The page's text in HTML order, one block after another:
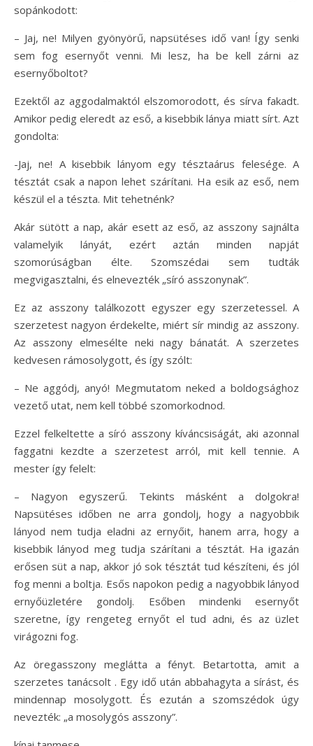
sopánkodott:
– Jaj, ne! Milyen gyönyörű, napsütéses idő van! Így senki
sem fog esernyőt venni. Mi lesz, ha be kell zárni az
esernyőboltot?
Ezektől az aggodalmaktól elszomorodott, és sírva fakadt.
Amikor pedig eleredt az eső, a kisebbik lánya miatt sírt. Azt
gondolta:
-Jaj, ne! A kisebbik lányom egy tésztaárus felesége. A
tésztát csak a napon lehet szárítani. Ha esik az eső, nem
készül el a tészta. Mit tehetnénk?
Akár sütött a nap, akár esett az eső, az asszony sajnálta
valamelyik lányát, ezért aztán minden napját
szomorúságban élte. Szomszédai sem tudták
megvigasztalni, és elnevezték „síró asszonynak”.
Ez az asszony találkozott egyszer egy szerzetessel. A
szerzetest nagyon érdekelte, miért sír mindig az asszony.
Az asszony elmesélte neki nagy bánatát. A szerzetes
kedvesen rámosolygott, és így szólt:
– Ne aggódj, anyó! Megmutatom neked a boldogsághoz
vezető utat, nem kell többé szomorkodnod.
Ezzel felkeltette a síró asszony kíváncsiságát, aki azonnal
faggatni kezdte a szerzetest arról, mit kell tennie. A
mester így felelt:
– Nagyon egyszerű. Tekints másként a dolgokra!
Napsütéses időben ne arra gondolj, hogy a nagyobbik
lányod nem tudja eladni az ernyőit, hanem arra, hogy a
kisebbik lányod meg tudja szárítani a tésztát. Ha igazán
erősen süt a nap, akkor jó sok tésztát tud készíteni, és jól
fog menni a boltja. Esős napokon pedig a nagyobbik lányod
ernyőüzletére gondolj. Esőben mindenki esernyőt
szeretne, így rengeteg ernyőt el tud adni, és az üzlet
virágozni fog.
Az öregasszony meglátta a fényt. Betartotta, amit a
szerzetes tanácsolt . Egy idő után abbahagyta a sírást, és
mindennap mosolygott. És ezután a szomszédok úgy
nevezték: „a mosolygós asszony”.